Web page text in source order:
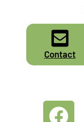
Contact